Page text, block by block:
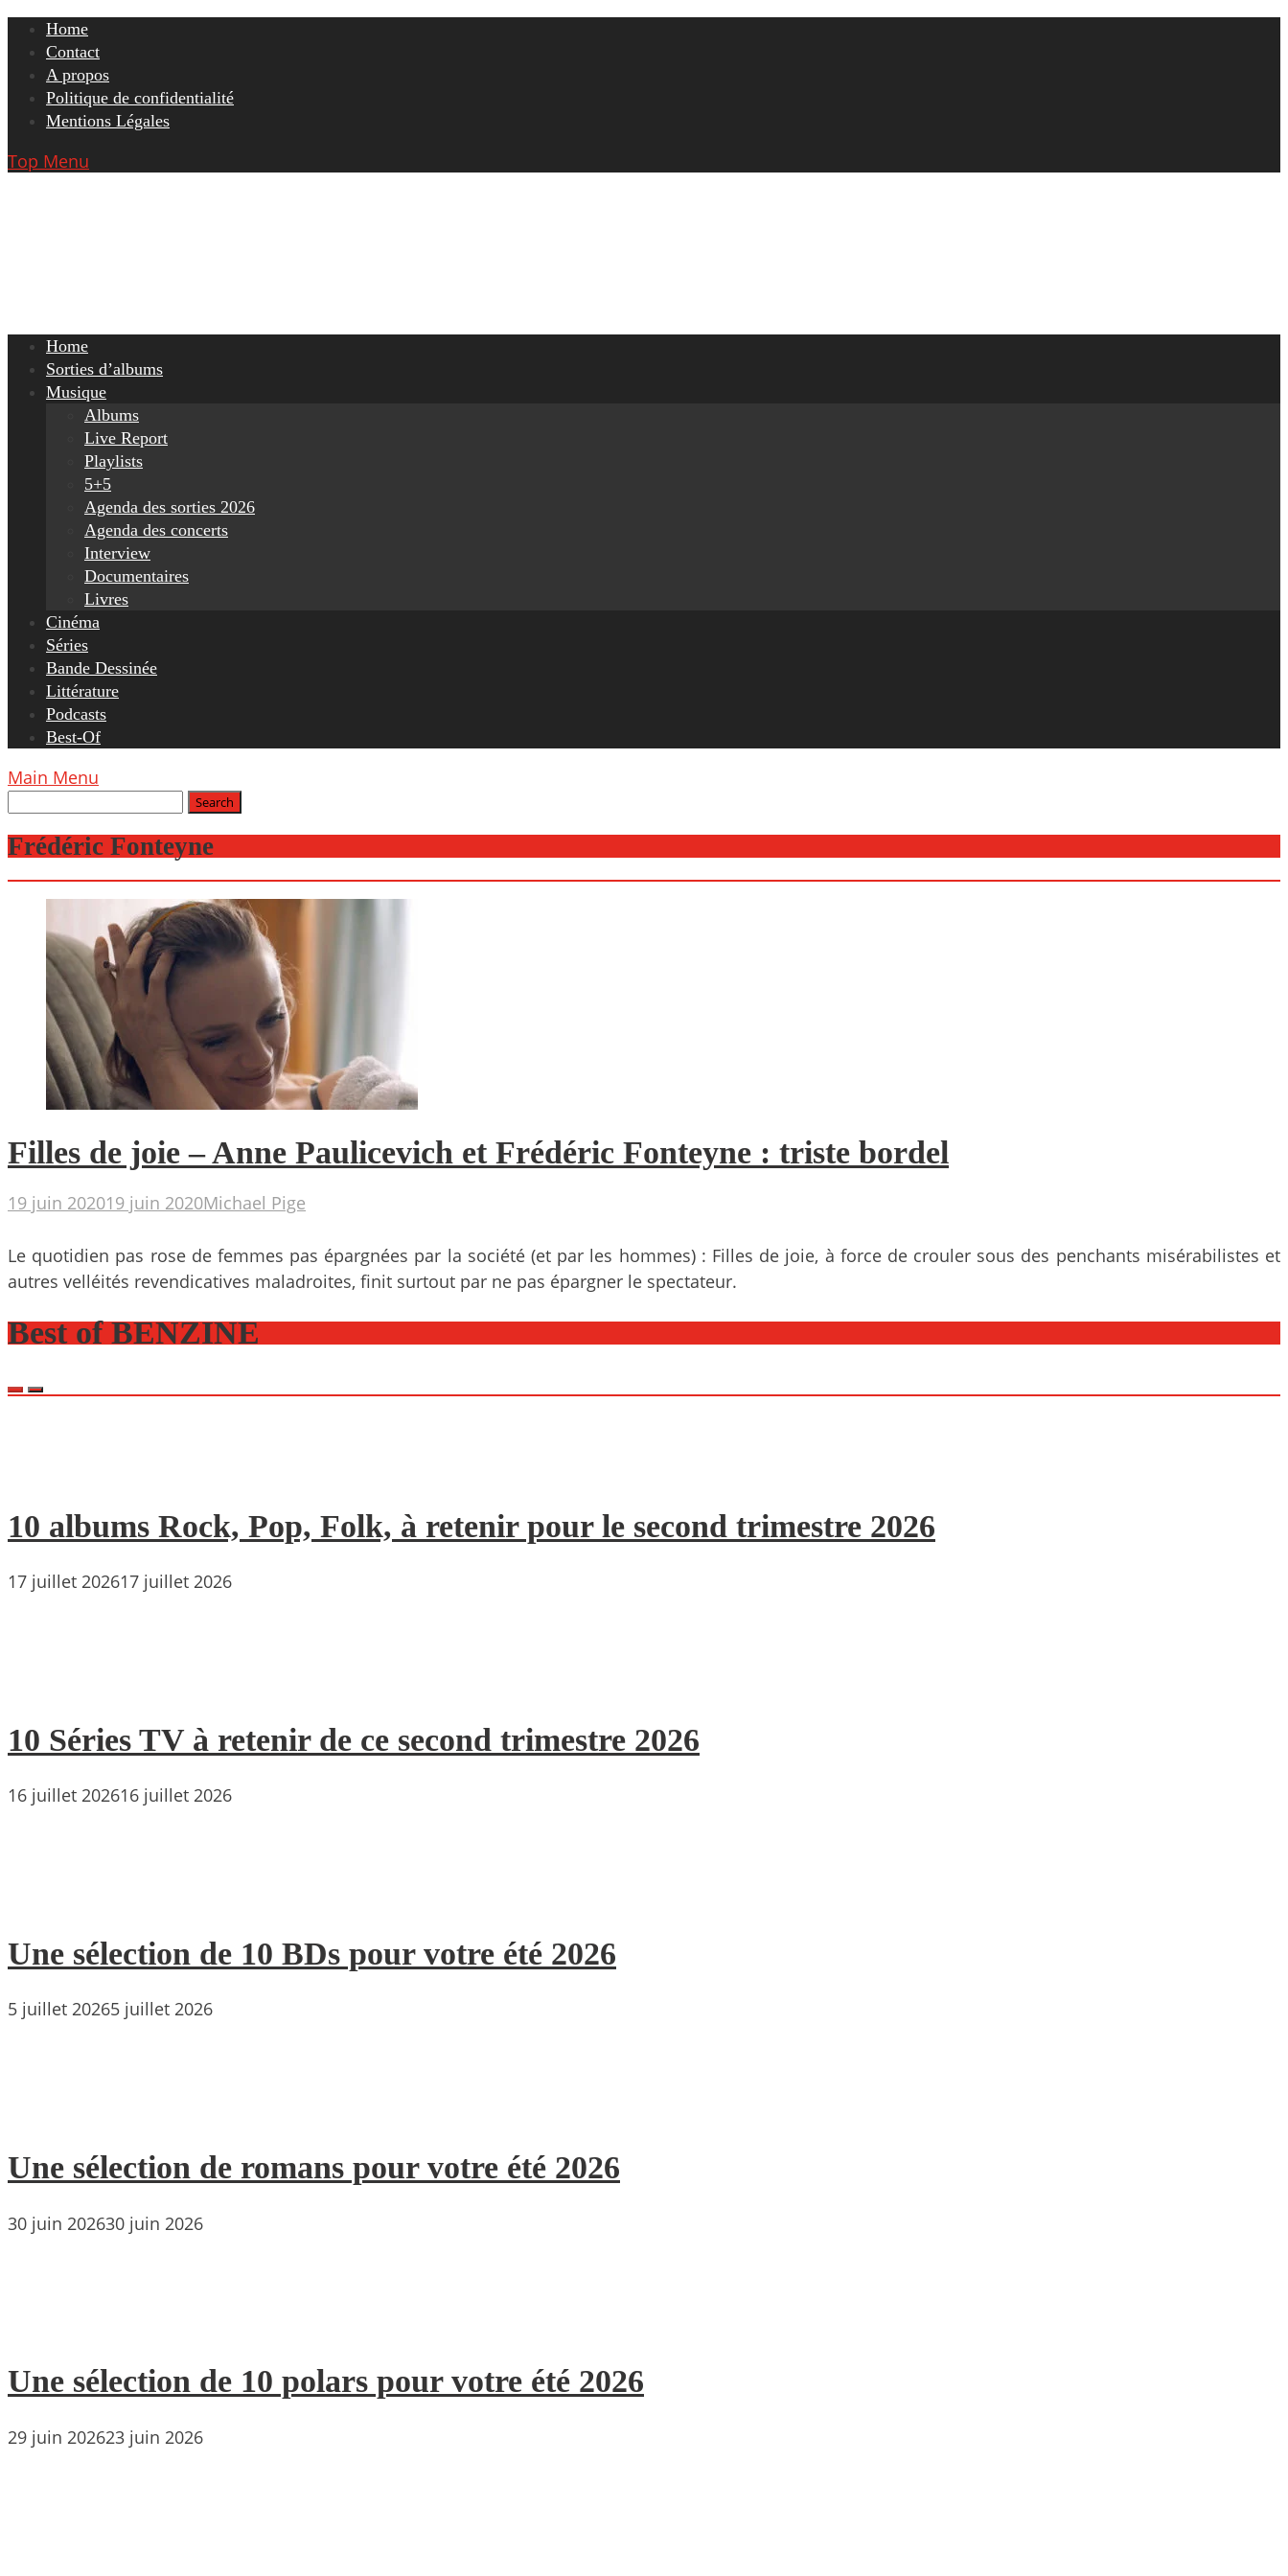
Skip
content
Home
Contact
A propos
Politique de confidentialité
Mentions Légales
Top Menu
Home
Sorties d’albums
Musique
Albums
Live Report
Playlists
5+5
Agenda des sorties 2026
Agenda des concerts
Interview
Documentaires
Livres
Cinéma
Séries
Bande Dessinée
Littérature
Podcasts
Best-Of
Main Menu
Frédéric Fonteyne
Filles de joie – Anne Paulicevich et Frédéric Fonteyne : triste bordel
19 juin 202019 juin 2020Michael Pige
Le quotidien pas rose de femmes pas épargnées par la société (et par les hommes) : Filles de joie, à force de crouler sous des penchants misérabilistes et
autres velléités revendicatives maladroites, finit surtout par ne pas épargner le spectateur.
Best of BENZINE
10 albums Rock, Pop, Folk, à retenir pour le second trimestre 2026
17 juillet 202617 juillet 2026
10 Séries TV à retenir de ce second trimestre 2026
16 juillet 202616 juillet 2026
Une sélection de 10 BDs pour votre été 2026
5 juillet 20265 juillet 2026
Une sélection de romans pour votre été 2026
30 juin 202630 juin 2026
Une sélection de 10 polars pour votre été 2026
29 juin 202623 juin 2026